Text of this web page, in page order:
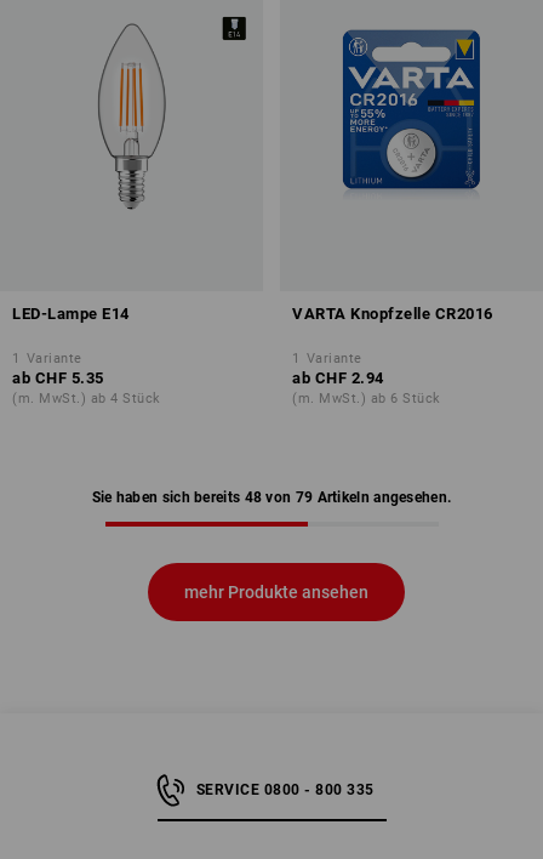
LED-Lampe E14
1 Variante
ab CHF 5.35
(m. MwSt.) ab 4 Stück
VARTA Knopfzelle CR2016
1 Variante
ab CHF 2.94
(m. MwSt.) ab 6 Stück
Sie haben sich bereits 48 von 79 Artikeln angesehen.
mehr Produkte ansehen
SERVICE 0800 - 800 335